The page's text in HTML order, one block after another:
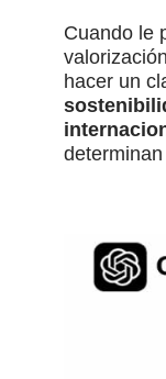
Cuando le
hacer un